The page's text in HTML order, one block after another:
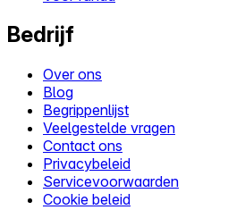
Bedrijf
Over ons
Blog
Begrippenlijst
Veelgestelde vragen
Contact ons
Privacybeleid
Servicevoorwaarden
Cookie beleid